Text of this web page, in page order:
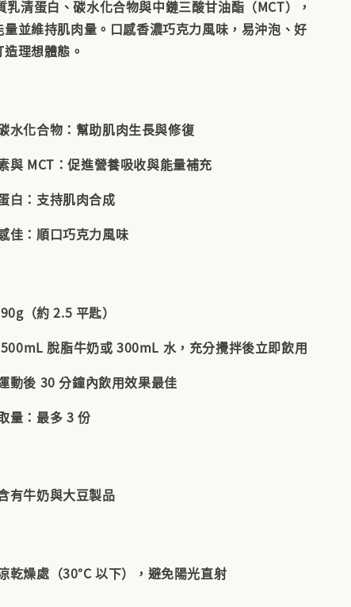
清蛋白、碳水化合物與中鏈三酸甘油酯（MCT），
並維持肌肉量。口感香濃巧克力風味，易沖泡、好
理想體態。
水化合物 ：幫助肌肉生長與修復
與 MCT ：促進營養吸收與能量補充
白 ：支持肌肉合成
佳 ：順口巧克力風味
（約 2.5 平匙）
500mL 脫脂牛奶或 300mL 水，充分攪拌後立即飲用
動後 30 分鐘內飲用效果最佳
量 ：最多 3 份
有牛奶與大豆製品
乾燥處（30°C 以下），避免陽光直射